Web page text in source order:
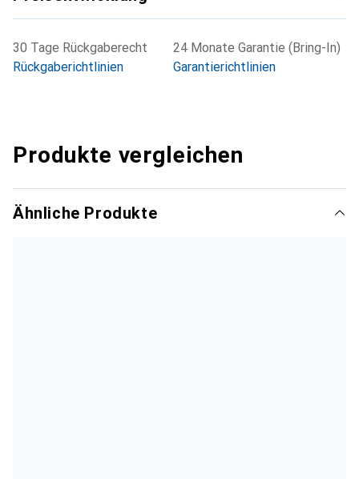
30 Tage Rückgaberecht
Rückgaberichtlinien
24 Monate Garantie (Bring-In)
Garantierichtlinien
Produkte vergleichen
Ähnliche Produkte